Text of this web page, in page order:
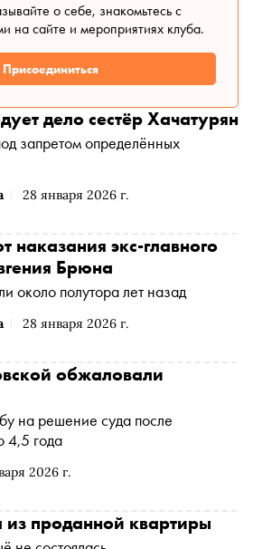
о себе, знакомьтесь с
на сайте и мероприятиях клуба.
Присоединиться
28 января 2026 г.
дело сестёр Хачатурян
запретом определённых
28 января 2026 г.
наказания экс-главного
Брюна
около полутора лет назад
2026 г.
обжаловали
на решение суда после
4,5 года
проданной квартиры